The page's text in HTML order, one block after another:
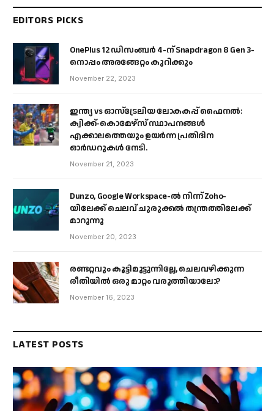
EDITORS PICKS
OnePlus 12 ഡിസംബർ 4-ന് Snapdragon 8 Gen 3-
നൊപ്പം അരങ്ങേറ്റം കുറിക്കും
November 22, 2023
ഇന്ത്യ vs ഓസ്‌ട്രേലിയ ലോകകപ്പ് ഫൈനൽ:
ക്വിക്ക്-കൊമേഴ്‌സ് സ്ഥാപനങ്ങൾ
എക്കാലത്തെയും ഉയർന്ന പ്രതിദിന
ഓർഡറുകൾ നേടി.
November 21, 2023
Dunzo, Google Workspace-ൽ നിന്ന് Zoho-
യിലേക്ക് ചെലവ് ചുരുക്കൽ തന്ത്രത്തിലേക്ക്
മാറുന്നു
November 20, 2023
രണ്ടറ്റവും കൂട്ടിമുട്ടുന്നില്ലേ, ചെലവഴിക്കുന്ന
രീതിയിൽ ഒരു മാറ്റം വരുത്തിയാലോ?
November 16, 2023
LATEST POSTS